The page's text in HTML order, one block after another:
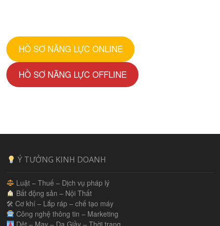
HỒ SƠ NĂNG LỰC ONLINE
HỒ SƠ NĂNG LỰC OFFLINE
Ý TƯỞNG KINH DOANH
Luật – Thuế – Dịch vụ pháp lý
Bất động sản – Nội Thất
🛠 Cơ khí – Lắp ráp – chế tạo máy
Công nghệ thông tin – Marketing
Dệt – May – Da Giầy – Thời trang